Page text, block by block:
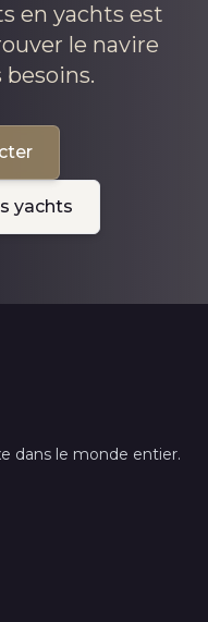
en yachts est
le navire
yachts
dans le monde entier.